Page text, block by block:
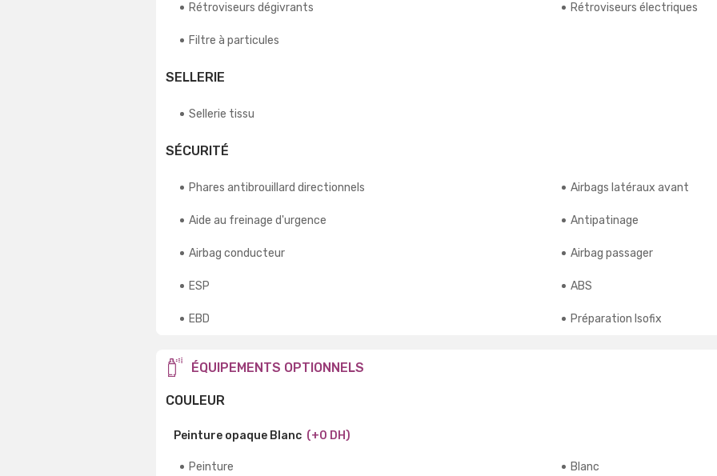
Rétroviseurs dégivrants Rétroviseurs électriques
Filtre à particules
SELLERIE
Sellerie tissu
SÉCURITÉ
Phares antibrouillard directionnels Airbags latéraux avant
Aide au freinage d'urgence Antipatinage
Airbag conducteur Airbag passager
ESP ABS
EBD Préparation Isofix
ÉQUIPEMENTS OPTIONNELS
COULEUR
Peinture opaque Blanc (+0 DH)
Peinture Blanc